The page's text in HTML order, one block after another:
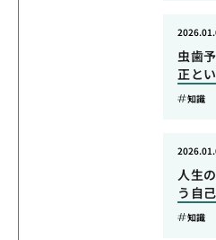
虫歯
正と
知識
人生
う自
知識